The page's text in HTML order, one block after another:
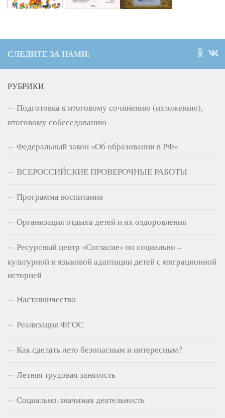
СЛЕДИТЕ ЗА НАМИ:
РУБРИКИ
Подготовка к итоговому сочинению (изложению),
итоговому собеседованию
Федеральный закон «Об образовании в РФ»
ВСЕРОССИЙСКИЕ ПРОВЕРОЧНЫЕ РАБОТЫ
Программа воспитания
Организация отдыха детей и их оздоровления
Ресурсный центр «Согласие» по социально –
культурной и языковой адаптации детей с миграционной
историей
Наставничество
Реализация ФГОС
Как сделать лето безопасным и интересным?
Летняя трудовая занятость
Социально-значимая деятельность